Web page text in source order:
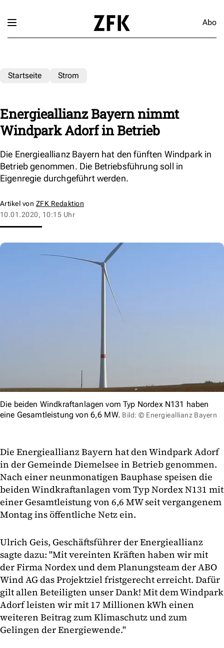
Abo
Startseite Strom
Energieallianz Bayern nimmt
Windpark Adorf in Betrieb
Die Energieallianz Bayern hat den fünften Windpark in
Betrieb genommen. Die Betriebsführung soll in
Eigenregie durchgeführt werden.
Artikel von ZFK Redaktion
10.01.2020, 10:15 Uhr
Die beiden Windkraftanlagen vom Typ Nordex N131 haben
eine Gesamtleistung von 6,6 MW. Bild: © Energieallianz Bayern
Die Energieallianz Bayern hat den Windpark Adorf
in der Gemeinde Diemelsee in Betrieb genommen.
Nach einer neunmonatigen Bauphase speisen die
beiden Windkraftanlagen vom Typ Nordex N131 mit
einer Gesamtleistung von 6,6 MW seit vergangenem
Montag ins öffentliche Netz ein.
Ulrich Geis, Geschäftsführer der Energieallianz
sagte dazu: "Mit vereinten Kräften haben wir mit
der Firma Nordex und dem Planungsteam der ABO
Wind AG das Projektziel fristgerecht erreicht. Dafür
gilt allen Beteiligten unser Dank! Mit dem Windpark
Adorf leisten wir mit 17 Millionen kWh einen
weiteren Beitrag zum Klimaschutz und zum
Gelingen der Energiewende."